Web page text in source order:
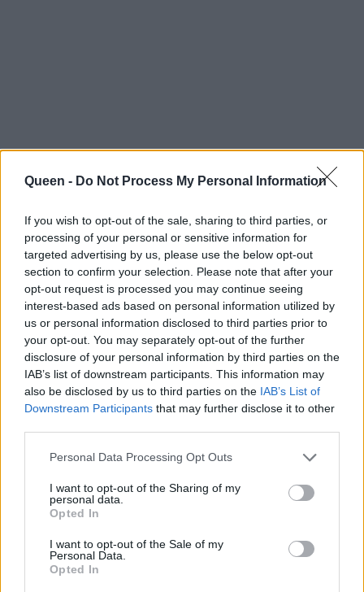
Queen - Do Not Process My Personal Information
If you wish to opt-out of the sale, sharing to third parties, or
processing of your personal or sensitive information for
targeted advertising by us, please use the below opt-out
section to confirm your selection. Please note that after your
opt-out request is processed you may continue seeing
interest-based ads based on personal information utilized by
us or personal information disclosed to third parties prior to
your opt-out. You may separately opt-out of the further
disclosure of your personal information by third parties on the
IAB’s list of downstream participants. This information may
also be disclosed by us to third parties on the IAB’s List of
Downstream Participants that may further disclose it to other
Personal Data Processing Opt Outs
I want to opt-out of the Sharing of my
personal data.
Opted In
I want to opt-out of the Sale of my
Personal Data.
Opted In
Συνέχισε στην gallery παρακάτω για να δεις
πως οι top influencers του Instagram
πάρεις ιδέες και για τις δικές σου εμφανίσεις.